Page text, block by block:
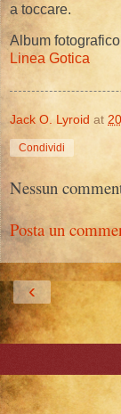
a toccare.
Album fotografico
Linea Gotica
Jack O. Lyroid at
Condividi
Nessun
Posta un
‹